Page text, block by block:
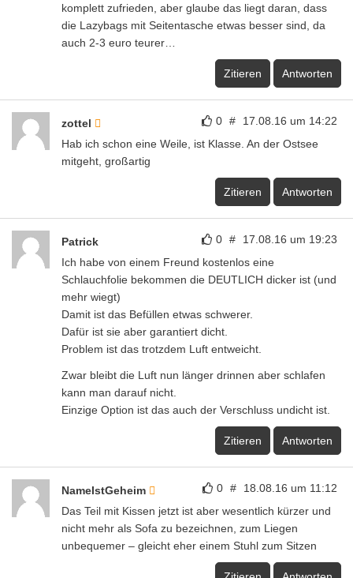
komplett zufrieden, aber glaube das liegt daran, dass
die Lazybags mit Seitentasche etwas besser sind, da
auch 2-3 euro teurer…
Zitieren Antworten
0 # 17.08.16 um 14:22
zottel
Hab ich schon eine Weile, ist Klasse. An der Ostsee
mitgeht, großartig
Zitieren Antworten
0 # 17.08.16 um 19:23
Patrick
Ich habe von einem Freund kostenlos eine
Schlauchfolie bekommen die DEUTLICH dicker ist (und
mehr wiegt)
Damit ist das Befüllen etwas schwerer.
Dafür ist sie aber garantiert dicht.
Problem ist das trotzdem Luft entweicht.
Zwar bleibt die Luft nun länger drinnen aber schlafen
kann man darauf nicht.
Einzige Option ist das auch der Verschluss undicht ist.
Zitieren Antworten
0 # 18.08.16 um 11:12
NameIstGeheim
Das Teil mit Kissen jetzt ist aber wesentlich kürzer und
nicht mehr als Sofa zu bezeichnen, zum Liegen
unbequemer – gleicht eher einem Stuhl zum Sitzen